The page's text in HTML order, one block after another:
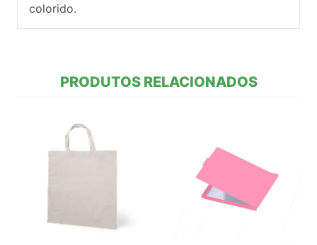
colorido.
PRODUTOS RELACIONADOS